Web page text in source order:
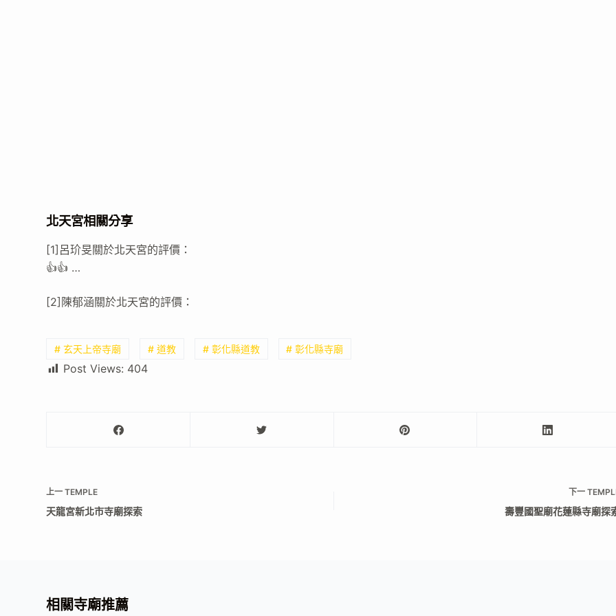
北天宮相關分享
[1]呂玠旻關於北天宮的評價：
👍👍 …
[2]陳郁涵關於北天宮的評價：
# 玄天上帝寺廟 # 道教 # 彰化縣道教 # 彰化縣寺廟
Post Views: 404
上一TEMPLE
天龍宮新北市寺廟探索
下一
壽豐國聖廟花蓮縣寺廟探
相關寺廟推薦